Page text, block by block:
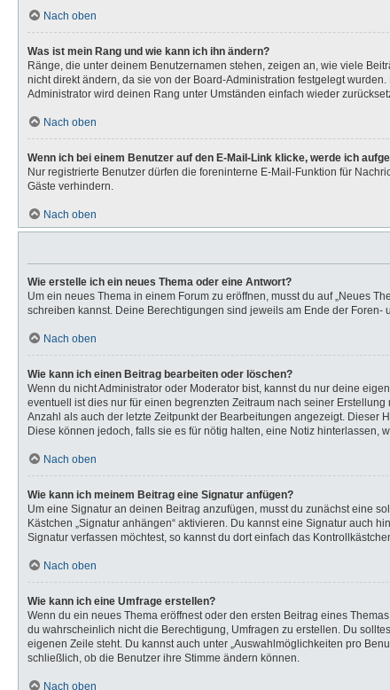
Nach oben
Was ist mein Rang und wie kann ich ihn ändern?
Ränge, die unter deinem Benutzernamen stehen, zeigen an, wie viele
nicht direkt ändern, da sie von der Board-Administration festgelegt
Administrator wird deinen Rang unter Umständen einfach wieder
Nach oben
Wenn ich bei einem Benutzer auf den E-Mail-Link klicke, werde ich
Nur registrierte Benutzer dürfen die foreninterne E-Mail-Funktion für
Gäste verhindern.
Nach oben
Wie erstelle ich ein neues Thema oder eine Antwort?
Um ein neues Thema in einem Forum zu eröffnen, musst du auf „Neues
schreiben kannst. Deine Berechtigungen sind jeweils am Ende der Foren-
Nach oben
Wie kann ich einen Beitrag bearbeiten oder löschen?
Wenn du nicht Administrator oder Moderator bist, kannst du nur deine
eventuell ist dies nur für einen begrenzten Zeitraum nach seiner
Anzahl als auch der letzte Zeitpunkt der Bearbeitungen angezeigt. Dieser
Diese können jedoch, falls sie es für nötig halten, eine Notiz
Nach oben
Wie kann ich meinem Beitrag eine Signatur anfügen?
Um eine Signatur an deinen Beitrag anzufügen, musst du zunächst eine
Kästchen „Signatur anhängen“ aktivieren. Du kannst eine Signatur auch
Signatur verfassen möchtest, so kannst du dort einfach das
Nach oben
Wie kann ich eine Umfrage erstellen?
Wenn du ein neues Thema eröffnest oder den ersten Beitrag eines
du wahrscheinlich nicht die Berechtigung, Umfragen zu erstellen. Du
eigenen Zeile steht. Du kannst auch unter „Auswahlmöglichkeiten pro
schließlich, ob die Benutzer ihre Stimme ändern können.
Nach oben